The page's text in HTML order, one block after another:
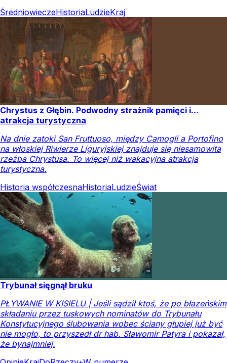
ŚredniowieczeHistoriaLudzieKraj
Chrystus z Głębin. Podwodny strażnik pamięci i...
atrakcja turystyczna
Na dnie zatoki San Fruttuoso, między Camogli a Portofino
na włoskiej Riwierze Liguryjskiej znajduje się niesamowita
rzeźba Chrystusa. To więcej niż wakacyjna atrakcja
turystyczna.
Historia współczesnaHistoriaLudzieŚwiat
Trybunał sięgnął bruku
PŁYWANIE W KISIELU | Jeśli sądził ktoś, że po błazeńskim
składaniu przez tuskowych nominatów do Trybunału
Konstytucyjnego ślubowania wobec ściany głupiej już być
nie mogło, to przyszedł dr hab. Sławomir Patyra i pokazał,
że bynajmniej.